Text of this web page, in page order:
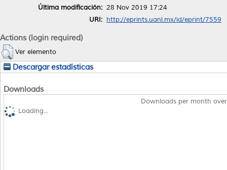
Última modificación: 28 Nov 2019 17:24
URI: http://eprints.uanl.mx/id/eprint/7559
Actions (login required)
Ver elemento
Descargar estadísticas
Downloads
Downloads per month
Loading...